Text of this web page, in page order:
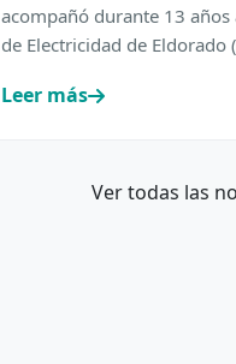
acompañó durante 13 años
de Electricidad de Eldorado
Leer más
Ver todas las